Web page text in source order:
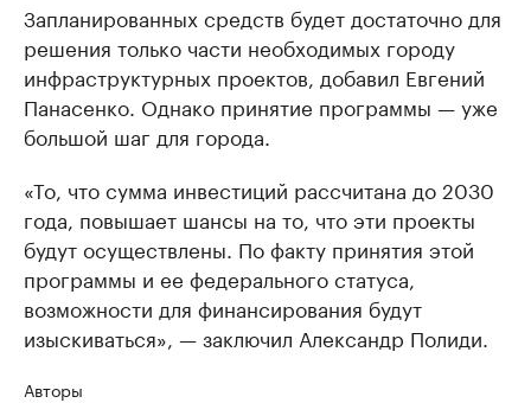
Запланированных средств будет достаточно для
решения только части необходимых городу
инфраструктурных проектов, добавил Евгений
Панасенко. Однако принятие программы — уже
большой шаг для города.
«То, что сумма инвестиций рассчитана до 2030
года, повышает шансы на то, что эти проекты
будут осуществлены. По факту принятия этой
программы и ее федерального статуса,
возможности для финансирования будут
изыскиваться», — заключил Александр Полиди.
Авторы